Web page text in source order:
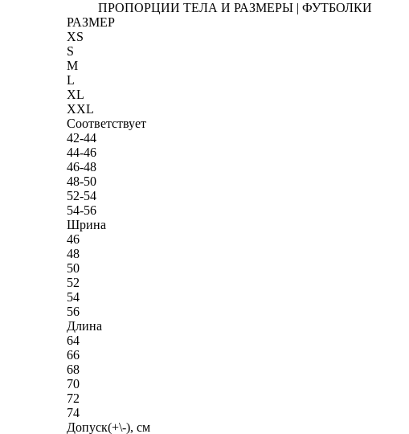
ПРОПОРЦИИ ТЕЛА И РАЗМЕРЫ | ФУТБОЛКИ
РАЗМЕР
XS
S
M
L
XL
XXL
Соответствует
42-44
44-46
46-48
48-50
52-54
54-56
Шрина
46
48
50
52
54
56
Длина
64
66
68
70
72
74
Допуск(+\-), см